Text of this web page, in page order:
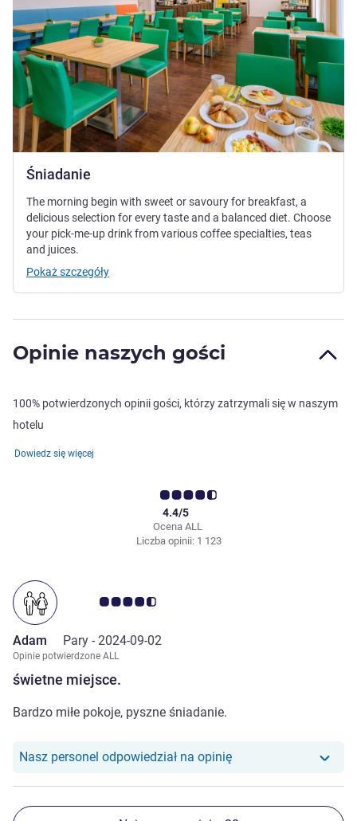
Śniadanie
The morning begin with sweet or savoury for breakfast, a
delicious selection for every taste and a balanced diet. Choose
your pick-me-up drink from various coffee specialties, teas
and juices.
Pokaż szczegóły
Opinie naszych gości
100% potwierdzonych opinii gości, którzy zatrzymali się w naszym
hotelu
Dowiedz się więcej
Ocena ALL
4.4/5
Liczba opinii: 1 123
świetne miejsce.
Ocena klientów 4.5/5
Adam Pary - 2024-09-02
Opinie potwierdzone ALL
Bardzo miłe pokoje, pyszne śniadanie.
Nasz personel odpowiedział na opinię